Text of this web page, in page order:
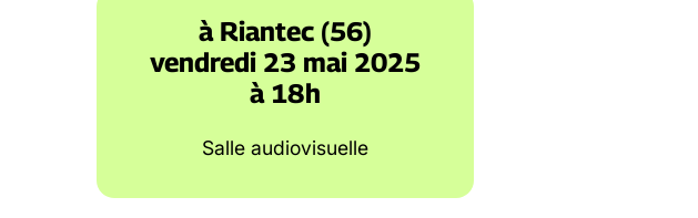
à Riantec (56)
vendredi 23 mai 2025
à 18h
Salle audiovisuelle